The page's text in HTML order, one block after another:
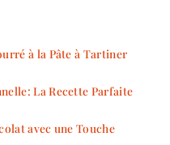
à la Pâte à Tartiner
La Recette Parfaite
avec une Touche